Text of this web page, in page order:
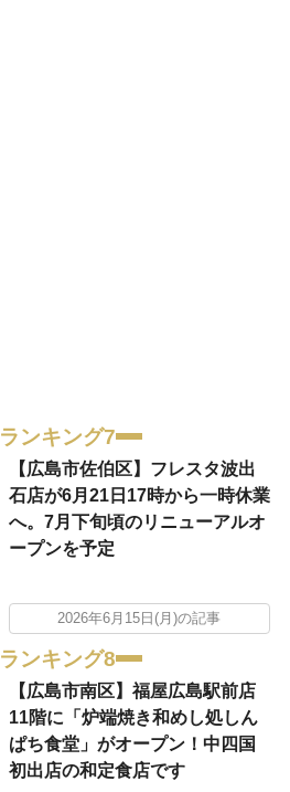
ランキング7
【広島市佐伯区】フレスタ波出
石店が6月21日17時から一時休業
へ。7月下旬頃のリニューアルオ
ープンを予定
2026年6月15日(月)の記事
ランキング8
【広島市南区】福屋広島駅前店
11階に「炉端焼き和めし処しん
ぱち食堂」がオープン！中四国
初出店の和定食店です